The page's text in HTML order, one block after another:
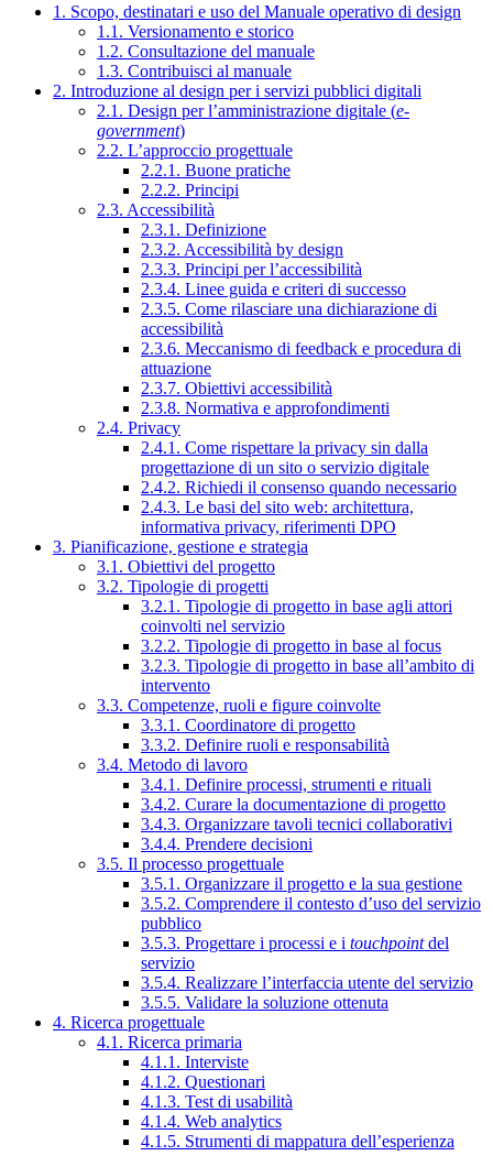
1. Scopo, destinatari e uso del Manuale operativo di design
1.1. Versionamento e storico
1.2. Consultazione del manuale
1.3. Contribuisci al manuale
2. Introduzione al design per i servizi pubblici digitali
2.1. Design per l’amministrazione digitale (e-
government)
2.2. L’approccio progettuale
2.2.1. Buone pratiche
2.2.2. Principi
2.3. Accessibilità
2.3.1. Definizione
2.3.2. Accessibilità by design
2.3.3. Principi per l’accessibilità
2.3.4. Linee guida e criteri di successo
2.3.5. Come rilasciare una dichiarazione di
accessibilità
2.3.6. Meccanismo di feedback e procedura di
attuazione
2.3.7. Obiettivi accessibilità
2.3.8. Normativa e approfondimenti
2.4. Privacy
2.4.1. Come rispettare la privacy sin dalla
progettazione di un sito o servizio digitale
2.4.2. Richiedi il consenso quando necessario
2.4.3. Le basi del sito web: architettura,
informativa privacy, riferimenti DPO
3. Pianificazione, gestione e strategia
3.1. Obiettivi del progetto
3.2. Tipologie di progetti
3.2.1. Tipologie di progetto in base agli attori
coinvolti nel servizio
3.2.2. Tipologie di progetto in base al focus
3.2.3. Tipologie di progetto in base all’ambito di
intervento
3.3. Competenze, ruoli e figure coinvolte
3.3.1. Coordinatore di progetto
3.3.2. Definire ruoli e responsabilità
3.4. Metodo di lavoro
3.4.1. Definire processi, strumenti e rituali
3.4.2. Curare la documentazione di progetto
3.4.3. Organizzare tavoli tecnici collaborativi
3.4.4. Prendere decisioni
3.5. Il processo progettuale
3.5.1. Organizzare il progetto e la sua gestione
3.5.2. Comprendere il contesto d’uso del servizio
pubblico
3.5.3. Progettare i processi e i touchpointdel
servizio
3.5.4. Realizzare l’interfaccia utente del servizio
3.5.5. Validare la soluzione ottenuta
4. Ricerca progettuale
4.1. Ricerca primaria
4.1.1. Interviste
4.1.2. Questionari
4.1.3. Test di usabilità
4.1.4. Web analytics
4.1.5. Strumenti di mappatura dell’esperienza